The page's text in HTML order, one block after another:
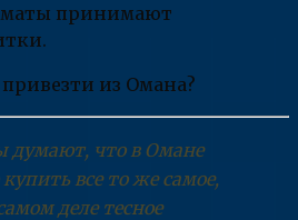
принимают
из Омана?
думают, что в Омане
все то же самое,
деле тесное